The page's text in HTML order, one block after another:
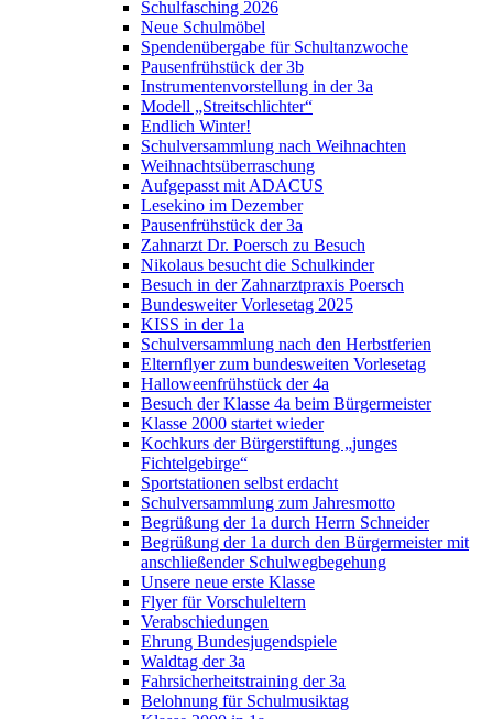
Schulfasching 2026
Neue Schulmöbel
Spendenübergabe für Schultanzwoche
Pausenfrühstück der 3b
Instrumentenvorstellung in der 3a
Modell „Streitschlichter“
Endlich Winter!
Schulversammlung nach Weihnachten
Weihnachtsüberraschung
Aufgepasst mit ADACUS
Lesekino im Dezember
Pausenfrühstück der 3a
Zahnarzt Dr. Poersch zu Besuch
Nikolaus besucht die Schulkinder
Besuch in der Zahnarztpraxis Poersch
Bundesweiter Vorlesetag 2025
KISS in der 1a
Schulversammlung nach den Herbstferien
Elternflyer zum bundesweiten Vorlesetag
Halloweenfrühstück der 4a
Besuch der Klasse 4a beim Bürgermeister
Klasse 2000 startet wieder
Kochkurs der Bürgerstiftung „junges
Fichtelgebirge“
Sportstationen selbst erdacht
Schulversammlung zum Jahresmotto
Begrüßung der 1a durch Herrn Schneider
Begrüßung der 1a durch den Bürgermeister mit
anschließender Schulwegbegehung
Unsere neue erste Klasse
Flyer für Vorschuleltern
Verabschiedungen
Ehrung Bundesjugendspiele
Waldtag der 3a
Fahrsicherheitstraining der 3a
Belohnung für Schulmusiktag